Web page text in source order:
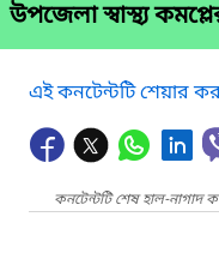
উপজেলা স্বাস্থ্য
এই কনটেন্টটি শেয়ার
কনটেন্টটি শেষ হাল-